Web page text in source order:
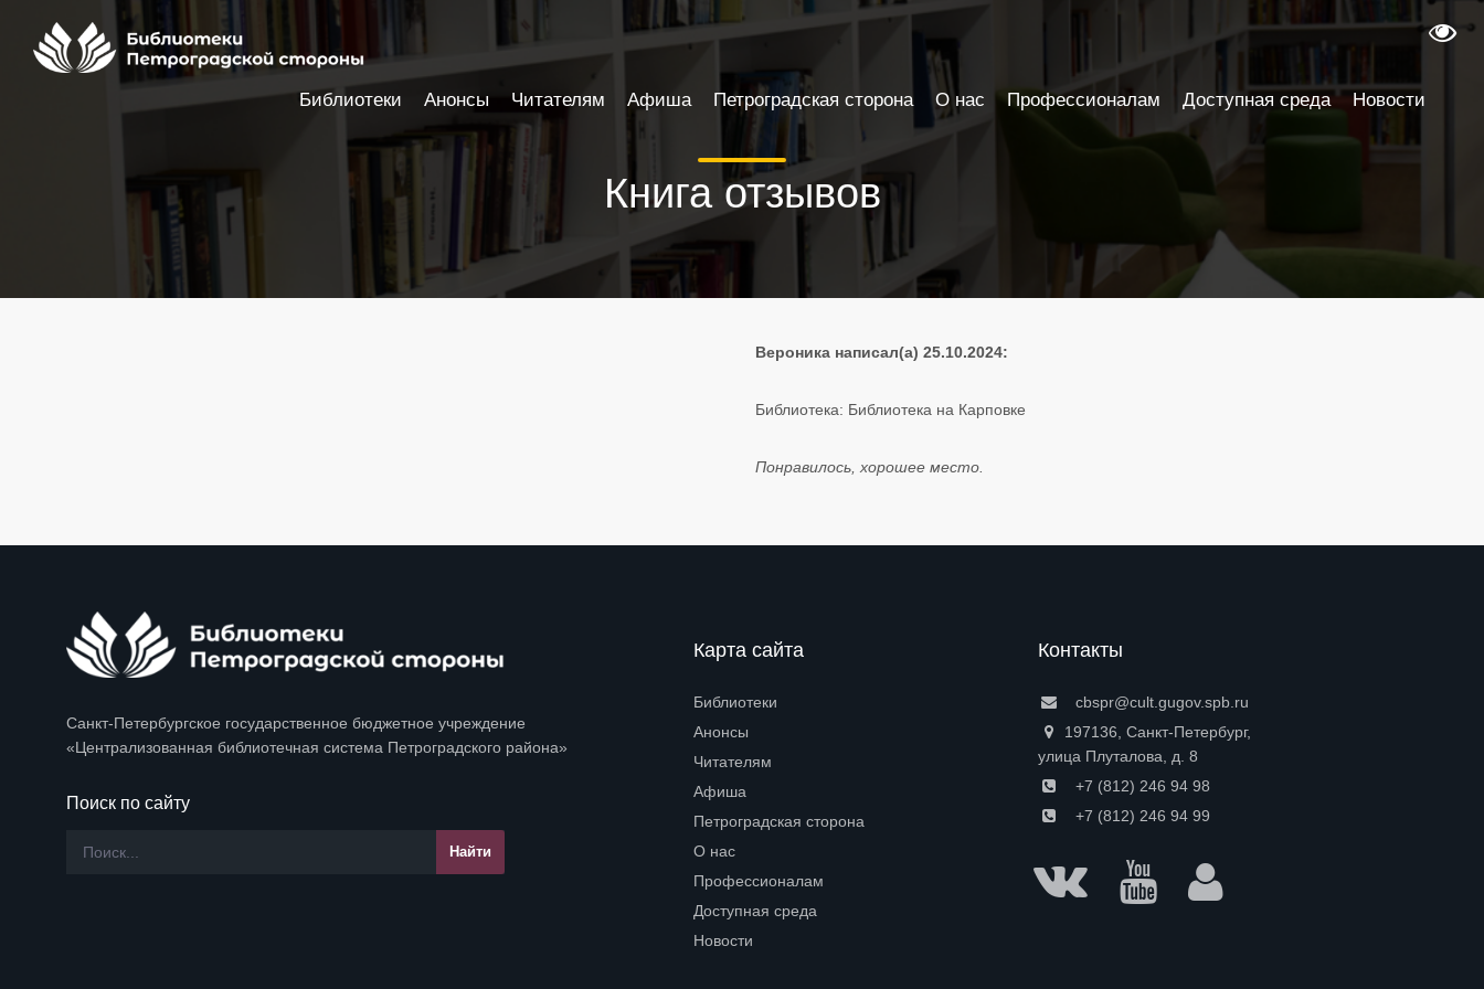
Книга отзывов
Вероника написал(а) 25.10.2024:
Библиотека: Библиотека на Карповке
Понравилось, хорошее место.
Санкт-Петербургское государственное бюджетное учреждение
«Централизованная библиотечная система Петроградского района»
Поиск по сайту
Карта сайта
Библиотеки
Анонсы
Читателям
Афиша
Петроградская сторона
О нас
Профессионалам
Доступная среда
Новости
Контакты
cbspr@cult.gugov.spb.ru
197136, Санкт-Петербург,
улица Плуталова, д. 8
+7 (812) 246 94 98
+7 (812) 246 94 99
Библиотеки Анонсы Читателям Афиша Петроградская сторона О нас Профессионалам Доступная среда Новости
Настройки доступности